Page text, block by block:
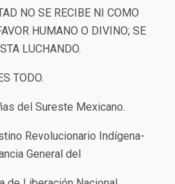
NO SE RECIBE NI COMO
HUMANO O DIVINO; SE
LUCHANDO.
TODO.
del Sureste Mexicano.
Revolucionario Indígena-
General del